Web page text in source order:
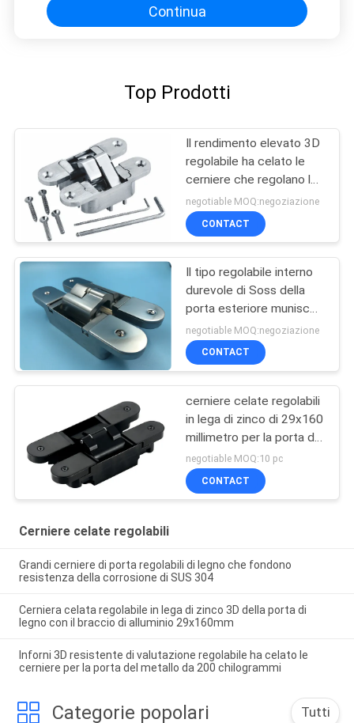
Continua
Top Prodotti
Il rendimento elevato 3D
regolabile ha celato le
cerniere che regolano le
cerniere nascoste
negotiable MOQ:negoziazione
CONTACT
Il tipo regolabile interno
durevole di Soss della
porta esteriore munisce
tre di cardini Demension
negotiable MOQ:negoziazione
CONTACT
cerniere celate regolabili
in lega di zinco di 29x160
millimetro per la porta di
legno del metallo
negotiable MOQ:10 pc
CONTACT
Cerniere celate regolabili
Grandi cerniere di porta regolabili di legno che fondono
resistenza della corrosione di SUS 304
Cerniera celata regolabile in lega di zinco 3D della porta di
legno con il braccio di alluminio 29x160mm
Inforni 3D resistente di valutazione regolabile ha celato le
cerniere per la porta del metallo da 200 chilogrammi
Categorie popolari Tutti